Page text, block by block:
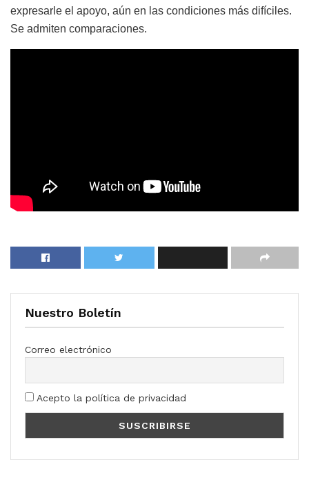
expresarle el apoyo, aún en las condiciones más difíciles.
Se admiten comparaciones.
Nuestro Boletín
Correo electrónico
Acepto la política de privacidad